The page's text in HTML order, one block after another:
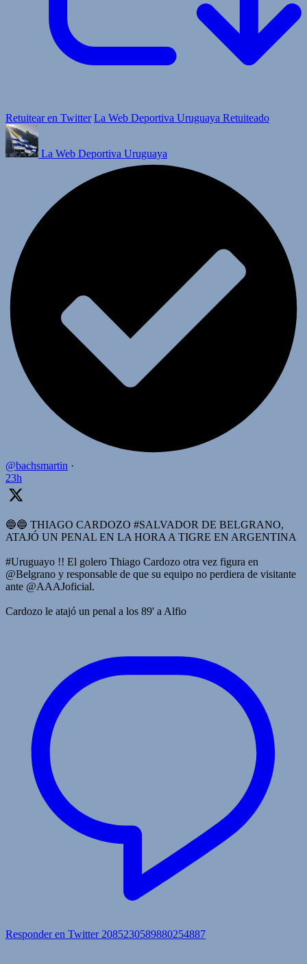
Retuitear en Twitter La Web Deportiva Uruguaya Retuiteado
La Web Deportiva Uruguaya
@bachsmartin ·
23h
🔵🔵 THIAGO CARDOZO #SALVADOR DE BELGRANO,
ATAJÓ UN PENAL EN LA HORA A TIGRE EN ARGENTINA
#Uruguayo !! El golero Thiago Cardozo otra vez figura en
@Belgrano y responsable de que su equipo no perdiera de visitante
ante @AAAJoficial.
Cardozo le atajó un penal a los 89' a Alfio
Responder en Twitter 2085230589880254887